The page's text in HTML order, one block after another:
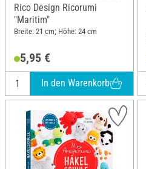
Rico Design Ricorumi
"Maritim"
Breite: 21 cm; Höhe: 24 cm
5,95 €
In den Warenkorb